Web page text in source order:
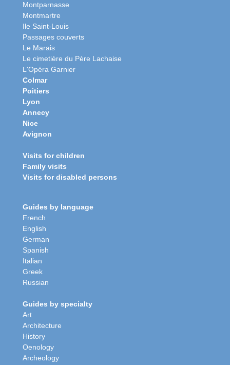
Montparnasse
Montmartre
Ile Saint-Louis
Passages couverts
Le Marais
Le cimetière du Père Lachaise
L'Opéra Garnier
Colmar
Poitiers
Lyon
Annecy
Nice
Avignon
Visits for children
Family visits
Visits for disabled persons
Guides by language
French
English
German
Spanish
Italian
Greek
Russian
Guides by specialty
Art
Architecture
History
Oenology
Archeology